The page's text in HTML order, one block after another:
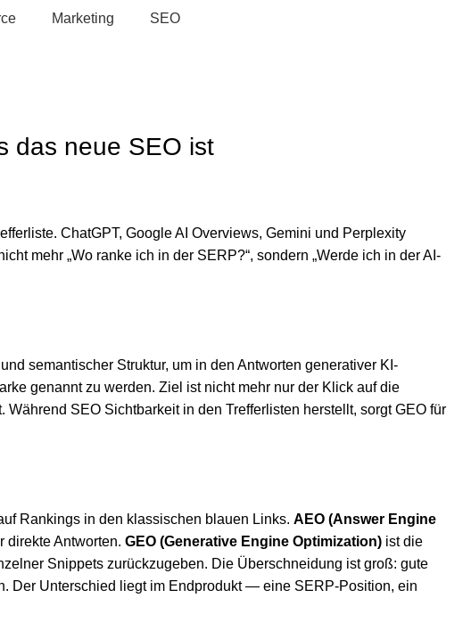
Marketing SEO
das neue SEO ist
ChatGPT, Google AI Overviews, Gemini und Perplexity
mehr „Wo ranke ich in der SERP?“, sondern „Werde ich in der AI-
semantischer Struktur, um in den Antworten generativer KI-
genannt zu werden. Ziel ist nicht mehr nur der Klick auf die
SEO Sichtbarkeit in den Trefferlisten herstellt, sorgt GEO für
Rankings in den klassischen blauen Links. AEO (Answer Engine
direkte Antworten. GEO (Generative Engine Optimization) ist die
Snippets zurückzugeben. Die Überschneidung ist groß: gute
Der Unterschied liegt im Endprodukt — eine SERP-Position, ein